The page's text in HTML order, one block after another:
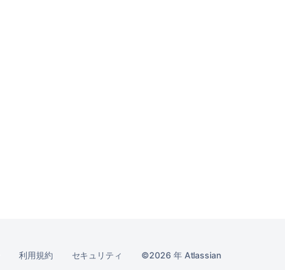
利用規約 セキュリティ 2026 年Atlassian